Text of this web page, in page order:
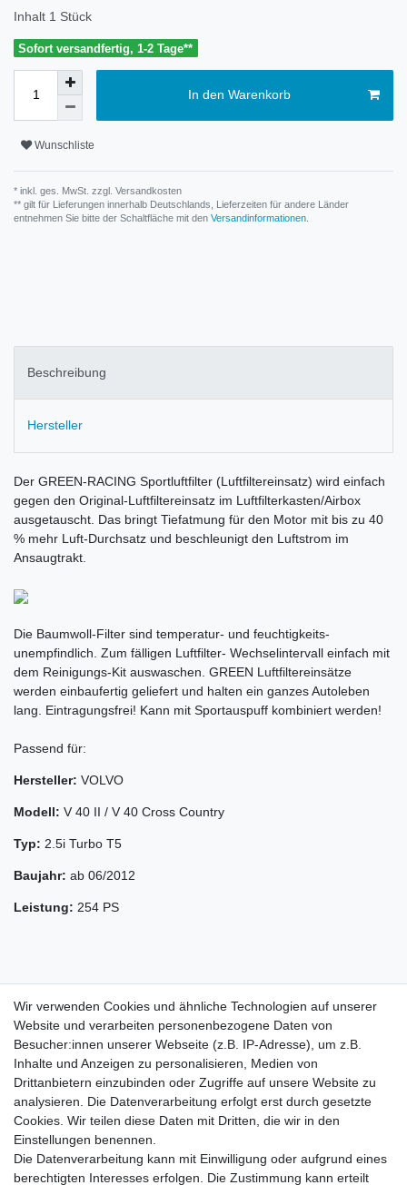
Inhalt 1 Stück
Sofort versandfertig, 1-2 Tage**
In den Warenkorb
Wunschliste
* inkl. ges. MwSt. zzgl. Versandkosten
** gilt für Lieferungen innerhalb Deutschlands, Lieferzeiten für andere Länder
entnehmen Sie bitte der Schaltfläche mit den Versandinformationen
Beschreibung
Hersteller
Der GREEN-RACING Sportluftfilter (Luftfiltereinsatz) wird einfach
gegen den Original-Luftfiltereinsatz im Luftfilterkasten/Airbox
ausgetauscht. Das bringt Tiefatmung für den Motor mit bis zu 40
% mehr Luft-Durchsatz und beschleunigt den Luftstrom im
Ansaugtrakt.
Die Baumwoll-Filter sind temperatur- und feuchtigkeits-
unempfindlich. Zum fälligen Luftfilter- Wechselintervall einfach mit
dem Reinigungs-Kit auswaschen. GREEN Luftfiltereinsätze
werden einbaufertig geliefert und halten ein ganzes Autoleben
lang. Eintragungsfrei! Kann mit Sportauspuff kombiniert werden!
Passend für:
Hersteller: VOLVO
Modell: V 40 II / V 40 Cross Country
Typ: 2.5i Turbo T5
Baujahr: ab 06/2012
Leistung: 254 PS
Zahlung und Versand
Wir verwenden Cookies und ähnliche Technologien auf unserer
Website und verarbeiten personenbezogene Daten von
Besucher:innen unserer Webseite (z.B. IP-Adresse), um z.B.
Inhalte und Anzeigen zu personalisieren, Medien von
Drittanbietern einzubinden oder Zugriffe auf unsere Website zu
analysieren. Die Datenverarbeitung erfolgt erst durch gesetzte
Cookies. Wir teilen diese Daten mit Dritten, die wir in den
Einstellungen benennen.
Die Datenverarbeitung kann mit Einwilligung oder aufgrund eines
berechtigten Interesses erfolgen. Die Zustimmung kann erteilt